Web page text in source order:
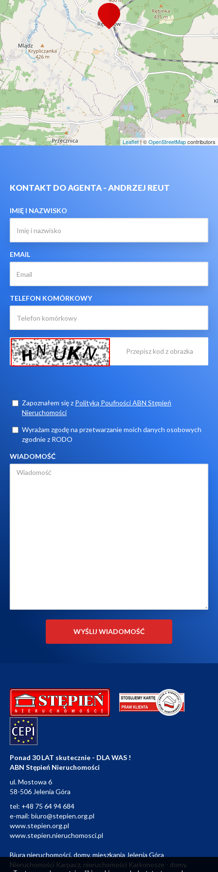
Leaflet| ©OpenStreetMapcontributors
KONTAKT DO AGENTA - ANDRZEJ REUT
IMIĘ I NAZWISKO
EMAIL
TELEFON KOMÓRKOWY
Zapoznałem się z Polityką Poufności ABN Stępień
Nieruchomości
Wyrażam zgodę na przetwarzanie moich danych osobowych
zgodnie z RODO
WIADOMOŚĆ
Ponad 30 LAT skutecznie - DLA WAS !
ABN Stępień Nieruchomości
ul. Mostowa 6
58-506 Jelenia Góra
tel: +48 75 64 94 684
e-mail: biuro@stepien.org.pl
www.stepien.org.pl
www.stepien.nieruchomosci.pl
Biura nieruchomości, domy, mieszkania Jelenia Góra
Nieruchomości Karpacz, nieruchomości Karkonosze - domy,